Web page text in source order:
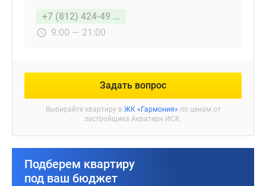
+7 (812) 424-49 ...
9:00 — 21:00
Задать вопрос
Выбирайте квартиру в ЖК «Гармония» по ценам от
застройщика Акватерн ИСК.
Подберем квартиру
под ваш бюджет